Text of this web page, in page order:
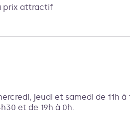
prix attractif
jeudi et samedi de 11h à
et de 19h à 0h.